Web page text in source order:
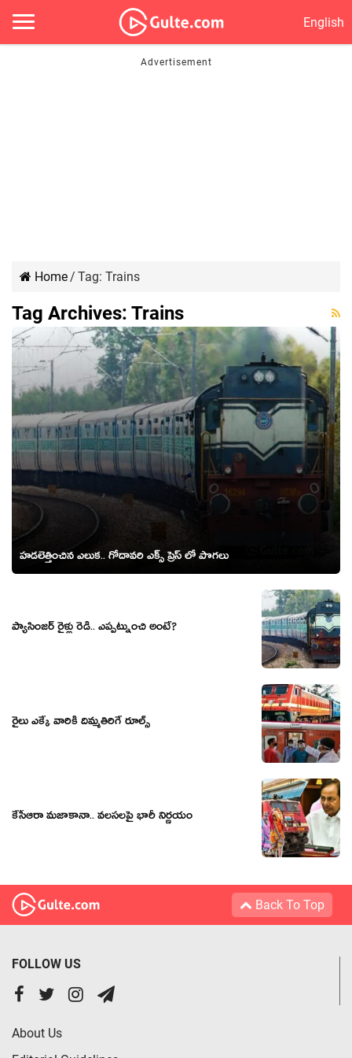
English
Home/ Tag: Trains
Tag Archives: Trains
హడలెత్తించిన ఎలుక.. గోదావరి ఎక్స్ ప్రెస్ లో పొగలు
ప్యాసింజర్ రైళ్లు రెడీ.. ఎప్పట్నుంచి అంటే?
రైలు ఎక్కే వారికి దిమ్మతిరిగే రూల్స్
కేసీఆరా మజాకానా.. వలసలపై భారీ నిర్ణయం
Back To Top
FOLLOW US
About Us